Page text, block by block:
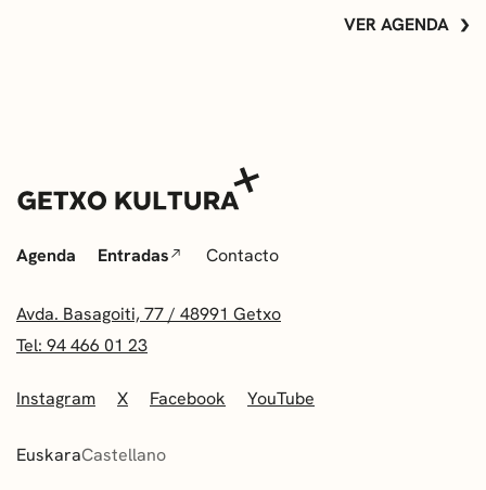
VER AGENDA
Agenda Entradas Contacto
Avda. Basagoiti, 77 / 48991 Getxo
Tel: 94 466 01 23
Instagram X Facebook YouTube
EuskaraCastellano